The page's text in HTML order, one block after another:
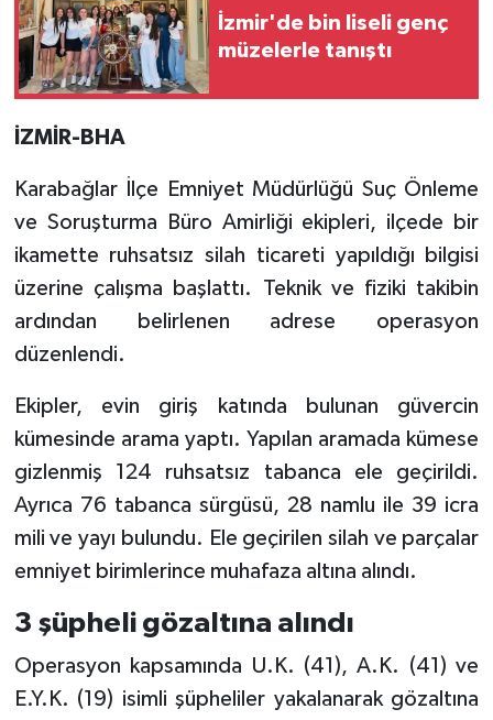
İzmir'de bin liseli genç
müzelerle tanıştı
İZMİR-BHA
Karabağlar İlçe Emniyet Müdürlüğü Suç Önleme
ve Soruşturma Büro Amirliği ekipleri, ilçede bir
ikamette ruhsatsız silah ticareti yapıldığı bilgisi
üzerine çalışma başlattı. Teknik ve fiziki takibin
ardından belirlenen adrese operasyon
düzenlendi.
Ekipler, evin giriş katında bulunan güvercin
kümesinde arama yaptı. Yapılan aramada kümese
gizlenmiş 124 ruhsatsız tabanca ele geçirildi.
Ayrıca 76 tabanca sürgüsü, 28 namlu ile 39 icra
mili ve yayı bulundu. Ele geçirilen silah ve parçalar
emniyet birimlerince muhafaza altına alındı.
3 şüpheli gözaltına alındı
Operasyon kapsamında U.K. (41), A.K. (41) ve
E.Y.K. (19) isimli şüpheliler yakalanarak gözaltına